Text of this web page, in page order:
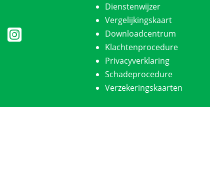
Dienstenwijzer
Vergelijkingskaart
Downloadcentrum
Klachtenprocedure
Privacyverklaring
Schadeprocedure
Verzekeringskaarten